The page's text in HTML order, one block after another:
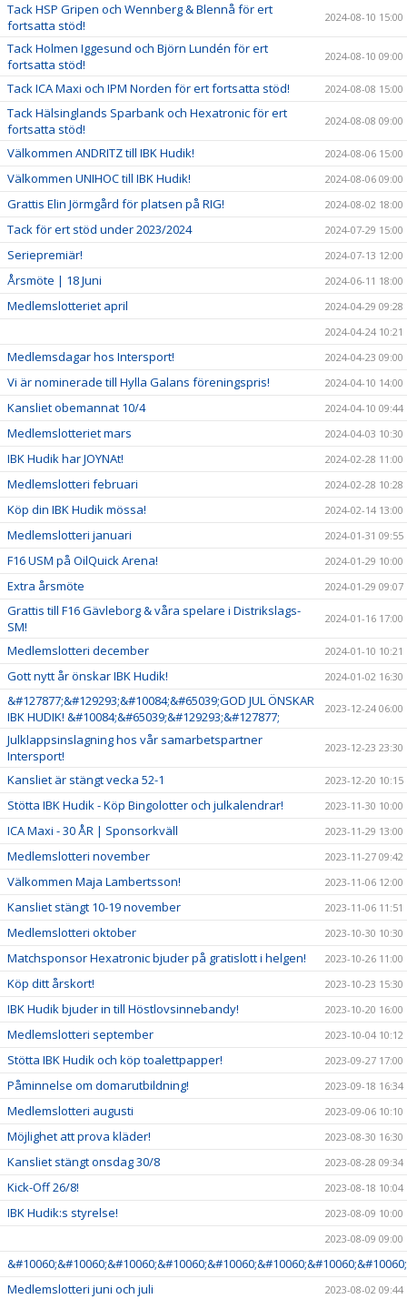
Tack HSP Gripen och Wennberg & Blennå för ert
fortsatta stöd!
2024-08-10 15:00
Tack Holmen Iggesund och Björn Lundén för ert
fortsatta stöd!
2024-08-10 09:00
Tack ICA Maxi och IPM Norden för ert fortsatta stöd! 2024-08-08 15:00
Tack Hälsinglands Sparbank och Hexatronic för ert
fortsatta stöd!
2024-08-08 09:00
Välkommen ANDRITZ till IBK Hudik! 2024-08-06 15:00
Välkommen UNIHOC till IBK Hudik! 2024-08-06 09:00
Grattis Elin Jörmgård för platsen på RIG! 2024-08-02 18:00
Tack för ert stöd under 2023/2024 2024-07-29 15:00
Seriepremiär! 2024-07-13 12:00
Årsmöte | 18 Juni 2024-06-11 18:00
Medlemslotteriet april
2024-04-29 09:28
2024-04-24 10:21
Medlemsdagar hos Intersport! 2024-04-23 09:00
Vi är nominerade till Hylla Galans föreningspris! 2024-04-10 14:00
Kansliet obemannat 10/4 2024-04-10 09:44
Medlemslotteriet mars 2024-04-03 10:30
IBK Hudik har JOYNAt! 2024-02-28 11:00
Medlemslotteri februari 2024-02-28 10:28
Köp din IBK Hudik mössa! 2024-02-14 13:00
Medlemslotteri januari 2024-01-31 09:55
F16 USM på OilQuick Arena! 2024-01-29 10:00
Extra årsmöte 2024-01-29 09:07
Grattis till F16 Gävleborg & våra spelare i Distrikslags-
SM!
2024-01-16 17:00
Medlemslotteri december 2024-01-10 10:21
Gott nytt år önskar IBK Hudik! 2024-01-02 16:30
&#127877;&#129293;&#10084;&#65039;GOD JUL ÖNSKAR
IBK HUDIK! &#10084;&#65039;&#129293;&#127877;
2023-12-24 06:00
Julklappsinslagning hos vår samarbetspartner
Intersport!
2023-12-23 23:30
Kansliet är stängt vecka 52-1 2023-12-20 10:15
Stötta IBK Hudik - Köp Bingolotter och julkalendrar! 2023-11-30 10:00
ICA Maxi - 30 ÅR | Sponsorkväll 2023-11-29 13:00
Medlemslotteri november 2023-11-27 09:42
Välkommen Maja Lambertsson! 2023-11-06 12:00
Kansliet stängt 10-19 november 2023-11-06 11:51
Medlemslotteri oktober 2023-10-30 10:30
Matchsponsor Hexatronic bjuder på gratislott i helgen! 2023-10-26 11:00
Köp ditt årskort! 2023-10-23 15:30
IBK Hudik bjuder in till Höstlovsinnebandy! 2023-10-20 16:00
Medlemslotteri september 2023-10-04 10:12
Stötta IBK Hudik och köp toalettpapper! 2023-09-27 17:00
Påminnelse om domarutbildning! 2023-09-18 16:34
Medlemslotteri augusti 2023-09-06 10:10
Möjlighet att prova kläder! 2023-08-30 16:30
Kansliet stängt onsdag 30/8 2023-08-28 09:34
Kick-Off 26/8! 2023-08-18 10:04
IBK Hudik:s styrelse!
2023-08-09 10:00
2023-08-09 09:00
Medlemslotteri juni och juli
2023-08-02 09:44